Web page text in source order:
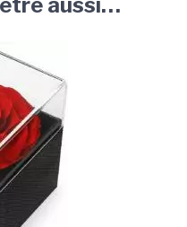
aussi…